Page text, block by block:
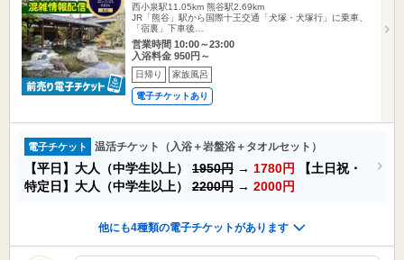
西小泉駅11.05km 熊谷駅2.69km
JR「熊谷」駅から国際十王交通「犬塚・犬塚行」に乗車、
「宿裏」下車後…
営業時間 10:00～23:00
入浴料金 950円～
日帰り 家族風呂
電子チケットあり
電子チケット 温活チケット（入浴＋岩盤浴＋タオルセット）
【平日】大人（中学生以上） 1950円 → 1780円
【土日祝・
特定日】大人（中学生以上） 2200円 → 2000円
他にも4種類の電子チケットがあります